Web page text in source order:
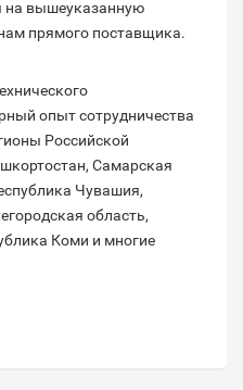
на вышеуказанную
прямого поставщика.
опыт сотрудничества
Российской
Самарская
Чувашия,
область,
Коми и многие